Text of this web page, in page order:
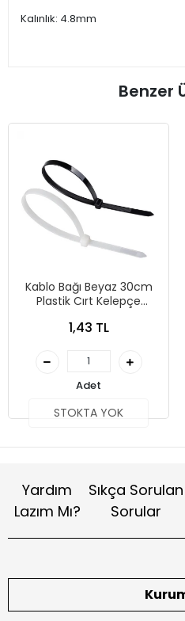
Kalınlık: 4.8mm
Benzer
Kablo Bağı Beyaz 30cm
Plastik Cırt Kelepçe
1,43 TL
Adet
STOKTA YOK
Yardım
Lazım Mı?
Sıkça Sorulan
Sorular